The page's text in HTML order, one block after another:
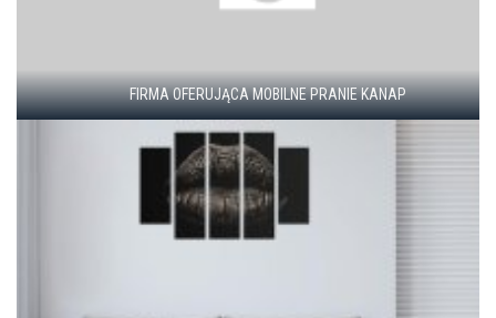
FIRMA OFERUJĄCA MOBILNE PRANIE KANAP